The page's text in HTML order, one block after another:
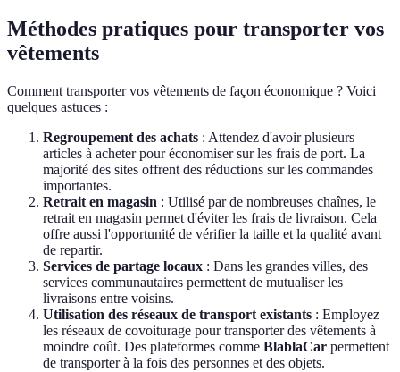
Méthodes pratiques pour transporter vos
vêtements
Comment transporter vos vêtements de façon économique ? Voici
quelques astuces :
Regroupement des achats : Attendez d'avoir plusieurs
articles à acheter pour économiser sur les frais de port. La
majorité des sites offrent des réductions sur les commandes
importantes.
Retrait en magasin : Utilisé par de nombreuses chaînes, le
retrait en magasin permet d'éviter les frais de livraison. Cela
offre aussi l'opportunité de vérifier la taille et la qualité avant
de repartir.
Services de partage locaux : Dans les grandes villes, des
services communautaires permettent de mutualiser les
livraisons entre voisins.
Utilisation des réseaux de transport existants : Employez
les réseaux de covoiturage pour transporter des vêtements à
moindre coût. Des plateformes comme BlablaCar permettent
de transporter à la fois des personnes et des objets.